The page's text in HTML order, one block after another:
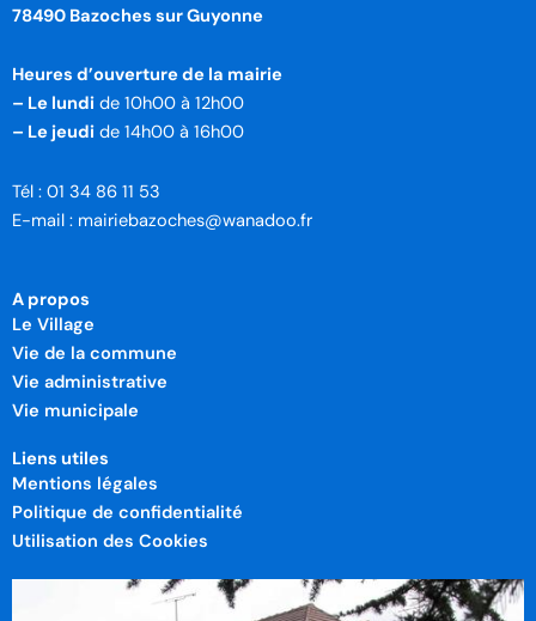
78490 Bazoches sur Guyonne
Heures d’ouverture de la mairie
– Le lundi de 10h00 à 12h00
– Le jeudi de 14h00 à 16h00
Tél : 01 34 86 11 53
E-mail : mairiebazoches@wanadoo.fr
A propos
Le Village
Vie de la commune
Vie administrative
Vie municipale
Liens utiles
Mentions légales
Politique de confidentialité
Utilisation des Cookies